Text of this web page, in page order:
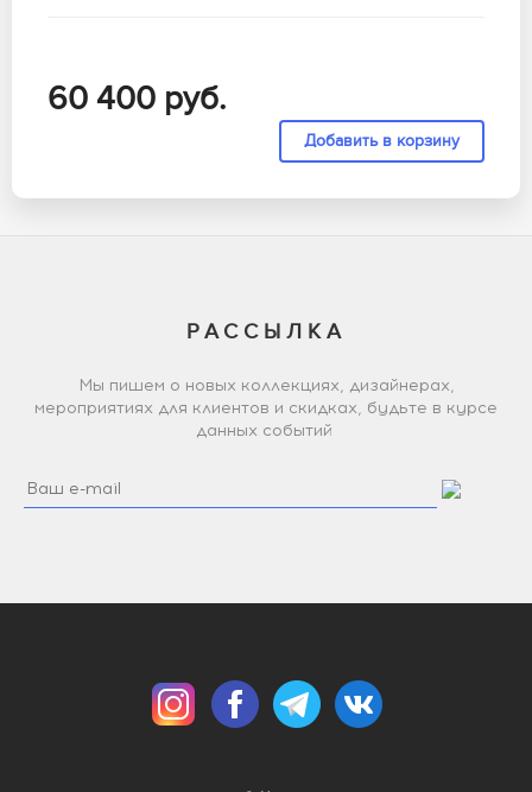
60 400 руб.
РАССЫЛКА
Мы пишем о новых коллекциях, дизайнерах,
мероприятиях для клиентов и скидках, будьте в курсе
данных событий